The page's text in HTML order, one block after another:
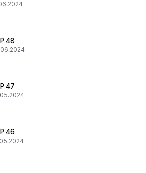
48
47
46